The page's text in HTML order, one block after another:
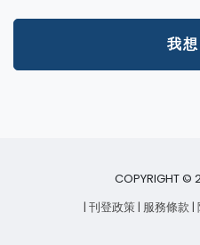
我
COPYRIGHT ©
| 刊登政策 | 服務條款 |